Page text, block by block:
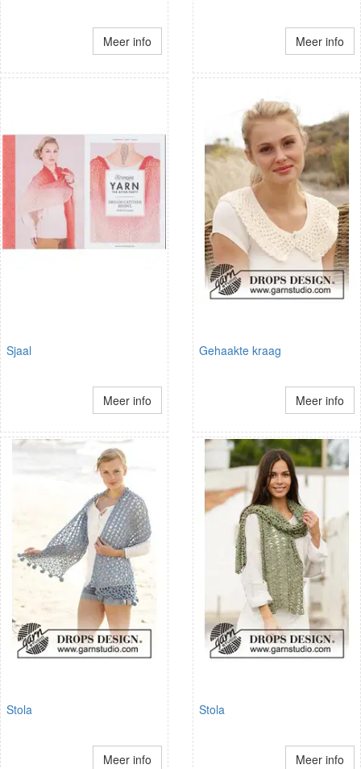
Meer info Meer info
Sjaal
Meer info
Gehaakte kraag
Meer info
Stola
Meer info
Stola
Meer info